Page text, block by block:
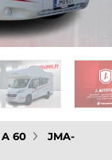
A 60
JMA-